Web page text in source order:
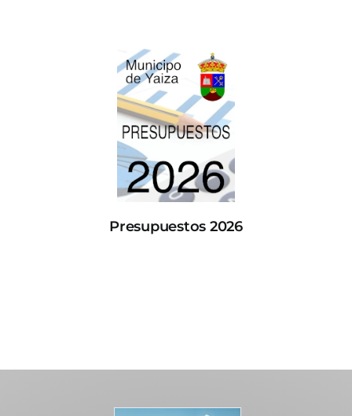
Presupuestos 2026